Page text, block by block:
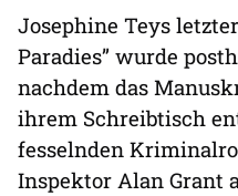
Josephine Teys
Paradies” wurde
nachdem das
ihrem Schreibtisch
fesselnden
Inspektor Alan Grant